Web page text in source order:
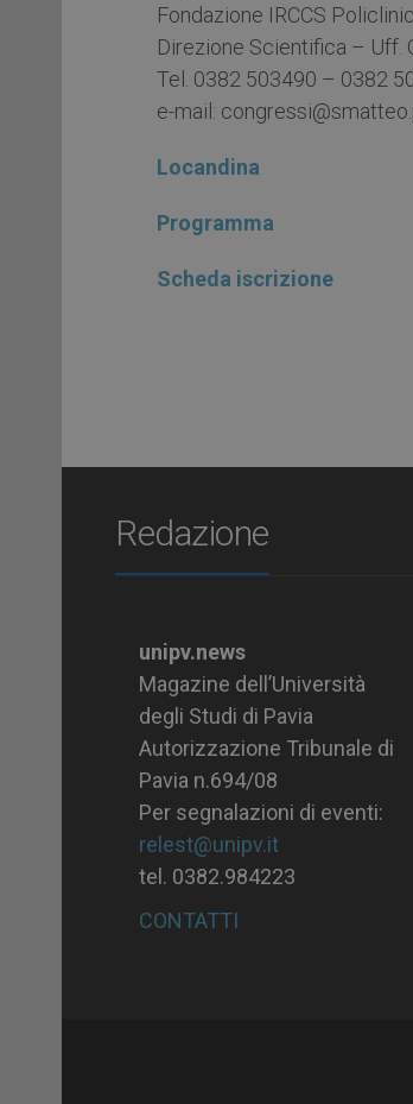
Fondazione IRCCS
Direzione Scientifica – Uff.
Tel. 0382 503490 – 0382
e-mail:
Locandina
Programma
Scheda iscrizione
Redazione
unipv.news
Magazine dell’Università
degli Studi di Pavia
Autorizzazione Tribunale di
Pavia n.694/08
Per segnalazioni di eventi:
relest@unipv.it
tel. 0382.984223
CONTATTI